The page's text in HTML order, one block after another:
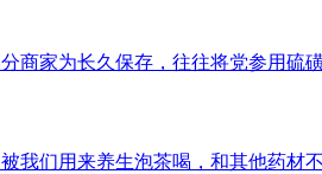
商家为长久保存，往往将党参用硫
我们用来养生泡茶喝，和其他药